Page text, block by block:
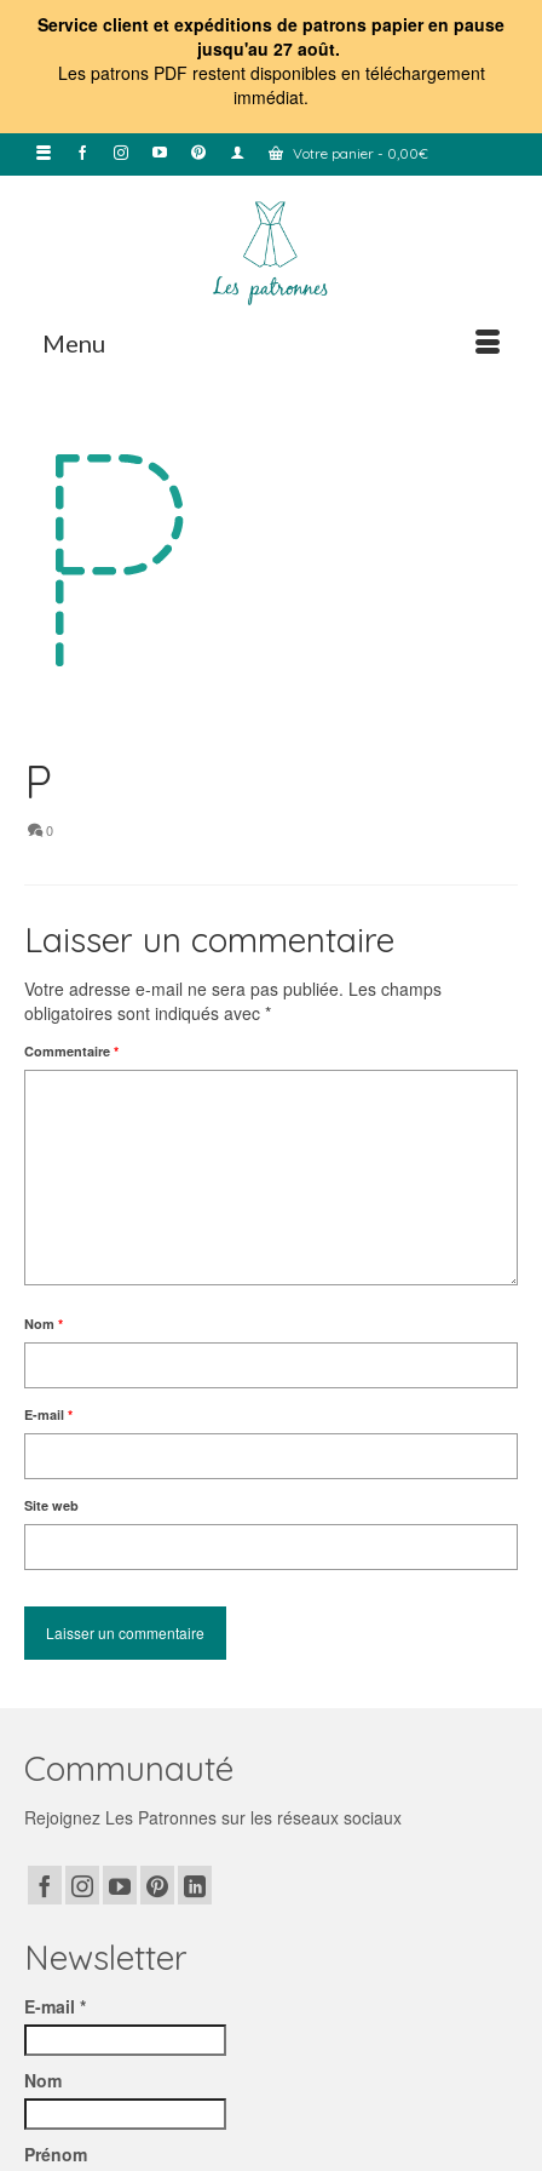
Service client et expéditions de patrons papier en pause
jusqu'au 27 août.
Les patrons PDF restent disponibles en téléchargement
immédiat.
Votre panier - 0,00€
Menu
P
0
Laisser un commentaire
Votre adresse e-mail ne sera pas publiée. Les champs
obligatoires sont indiqués avec *
Commentaire *
Nom *
E-mail *
Site web
Communauté
Rejoignez Les Patronnes sur les réseaux sociaux
Newsletter
E-mail *
Nom
Prénom